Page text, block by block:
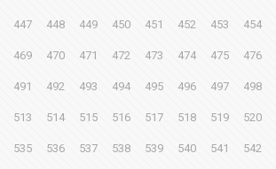
447 448 449 450 451 452 453 454
469 470 471 472 473 474 475 476
491 492 493 494 495 496 497 498
513 514 515 516 517 518 519 520
535 536 537 538 539 540 541 542